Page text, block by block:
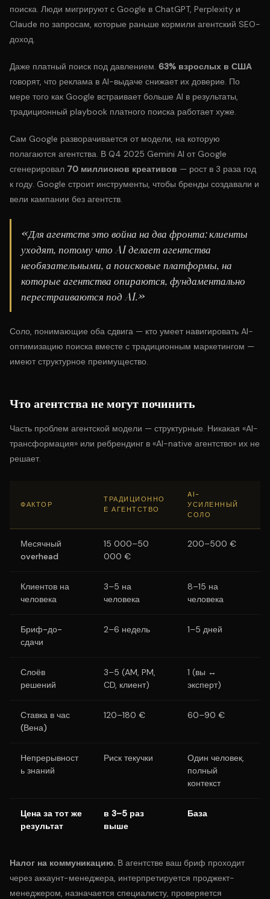
поиска. Люди мигрируют с Google в ChatGPT, Perplexity и
Claude по запросам, которые раньше кормили агентский SEO-
доход.
Даже платный поиск под давлением. 63% взрослых в США
говорят, что реклама в AI-выдаче снижает их доверие. По
мере того как Google встраивает больше AI в результаты,
традиционный playbook платного поиска работает хуже.
Сам Google разворачивается от модели, на которую
полагаются агентства. В Q4 2025 Gemini AI от Google
сгенерировал 70 миллионов креативов — рост в 3 раза год
к году. Google строит инструменты, чтобы бренды создавали и
вели кампании без агентств.
«Для агентств это война на два фронта: клиенты
уходят, потому что AI делает агентства
необязательными, а поисковые платформы, на
которые агентства опираются, фундаментально
перестраиваются под AI.»
Соло, понимающие оба сдвига — кто умеет навигировать AI-
оптимизацию поиска вместе с традиционным маркетингом —
имеют структурное преимущество.
Что агентства не могут починить
Часть проблем агентской модели — структурные. Никакая «AI-
трансформация» или ребрендинг в «AI-native агентство» их не
решает.
ФАКТОР
ТРАДИЦИОННО
Е АГЕНТСТВО
AI-
УСИЛЕННЫЙ
СОЛО
Месячный
overhead
15 000–50
000 €
200–500 €
Клиентов на
человека
3–5 на
человека
8–15 на
человека
Бриф-до-
сдачи
2–6 недель 1–5 дней
Слоёв
решений
3–5 (AM, PM,
CD, клиент)
1 (вы ↔
эксперт)
Ставка в час
(Вена)
120–180 € 60–90 €
Непрерывност
ь знаний
Риск текучки
Один человек,
полный
контекст
Цена за тот же
результат
в 3–5 раз
выше
База
Налог на коммуникацию. В агентстве ваш бриф проходит
через аккаунт-менеджера, интерпретируется проджект-
менеджером, назначается специалисту, проверяется